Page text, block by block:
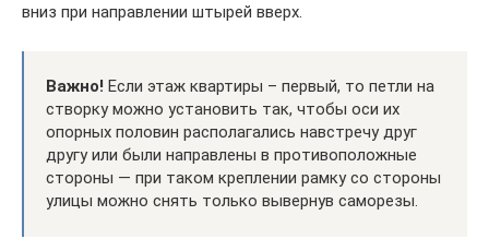
вниз при направлении штырей вверх.
Важно! Если этаж квартиры – первый, то петли на
створку можно установить так, чтобы оси их
опорных половин располагались навстречу друг
другу или были направлены в противоположные
стороны — при таком креплении рамку со стороны
улицы можно снять только вывернув саморезы.